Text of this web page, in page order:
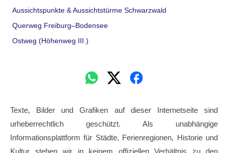
Aussichtspunkte & Aussichtstürme Schwarzwald
Querweg Freiburg–Bodensee
Ostweg (Höhenweg III.)
Texte, Bilder und Grafiken auf dieser Internetseite sind
urheberrechtlich geschützt. Als unabhängige
Informationsplattform für Städte, Ferienregionen, Historie und
Kultur stehen wir in keinem offiziellen Verhältnis zu den